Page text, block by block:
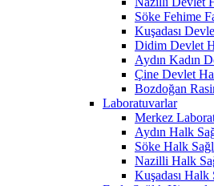
Söke Fehime
Kuşadası
Didim Devlet
Aydın Kadın
Çine Devlet
Bozdoğan
Laboratuvarlar
Merkez
Aydın Halk
Söke Halk
Nazilli Halk
Kuşadası Halk